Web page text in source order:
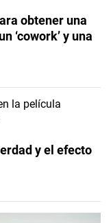
obtener una
‘cowork’ y una
y el efecto